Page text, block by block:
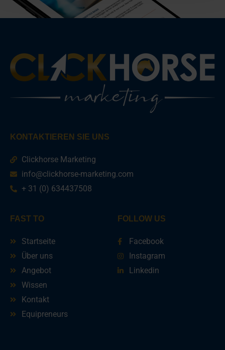
KONTAKTIEREN SIE UNS
Clickhorse Marketing
info@clickhorse-marketing.com
+ 31 (0) 634437508
FAST TO
Startseite
Über uns
Angebot
Wissen
Kontakt
Equipreneurs
FOLLOW US
Facebook
Instagram
Linkedin